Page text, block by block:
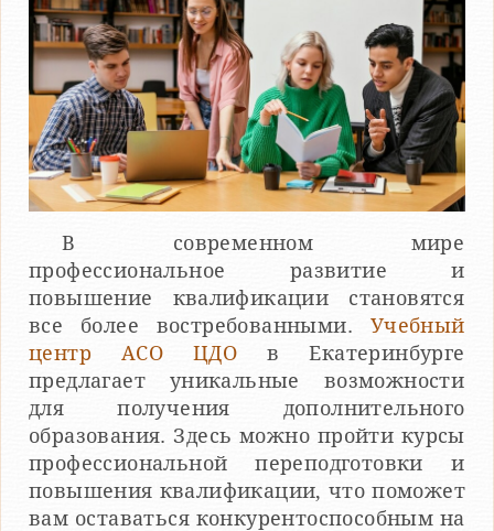
В современном мире
профессиональное развитие и
повышение квалификации становятся
все более востребованными. Учебный
центр АСО ЦДО в Екатеринбурге
предлагает уникальные возможности
для получения дополнительного
образования. Здесь можно пройти курсы
профессиональной переподготовки и
повышения квалификации, что поможет
вам оставаться конкурентоспособным на